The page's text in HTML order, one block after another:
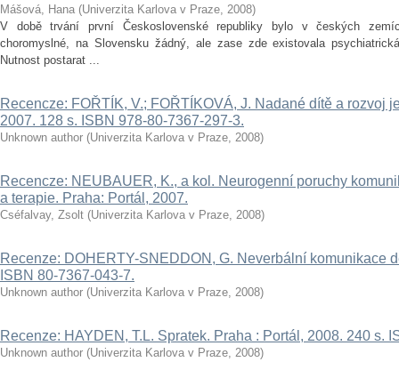
Mášová, Hana (Univerzita Karlova v Praze, 2008)
V době trvání první Československé republiky bylo v českých
choromyslné, na Slovensku žádný, ale zase zde existovala
Nutnost postarat ...
Recencze: FOŘTÍK, V.; FOŘTÍKOVÁ, J. Nadané dítě a rozvoj
2007. 128 s. ISBN 978-80-7367-297-3.
Unknown author (Univerzita Karlova v Praze, 2008)
Recencze: NEUBAUER, K., a kol. Neurogenní poruchy
a terapie. Praha: Portál, 2007.
Cséfalvay, Zsolt (Univerzita Karlova v Praze, 2008)
Recenze: DOHERTY-SNEDDON, G. Neverbální komunikace
ISBN 80-7367-043-7.
Unknown author (Univerzita Karlova v Praze, 2008)
Recenze: HAYDEN, T.L. Spratek. Praha : Portál, 2008. 240 s.
Unknown author (Univerzita Karlova v Praze, 2008)